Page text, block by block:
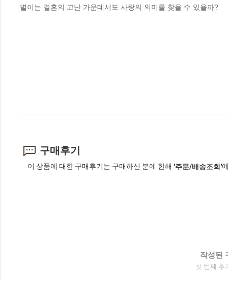
별이는 결혼의 고난 가운데서도 사랑의 의미를 찾을 수 있을까?
구매후기
이 상품에 대한 구매후기는 구매하신 분에 한해 '주문/배송조회'
작성된
첫 번째 후